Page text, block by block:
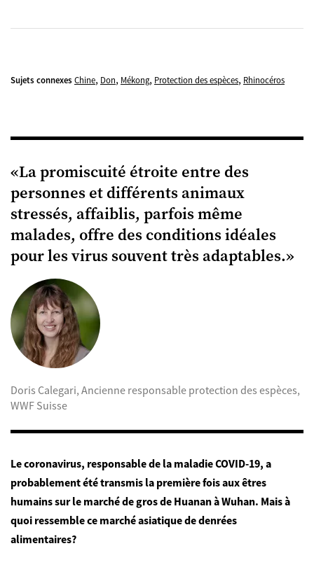
Sujets connexes Chine, Don, Mékong, Protection des espèces, Rhinocéros
«La promiscuité étroite entre des
personnes et différents animaux
stressés, affaiblis, parfois même
malades, offre des conditions idéales
pour les virus souvent très adaptables.»
Doris Calegari, Ancienne responsable protection des espèces,
WWF Suisse
Le coronavirus, responsable de la maladie COVID-19, a
probablement été transmis la première fois aux êtres
humains sur le marché de gros de Huanan à Wuhan. Mais à
quoi ressemble ce marché asiatique de denrées
alimentaires?